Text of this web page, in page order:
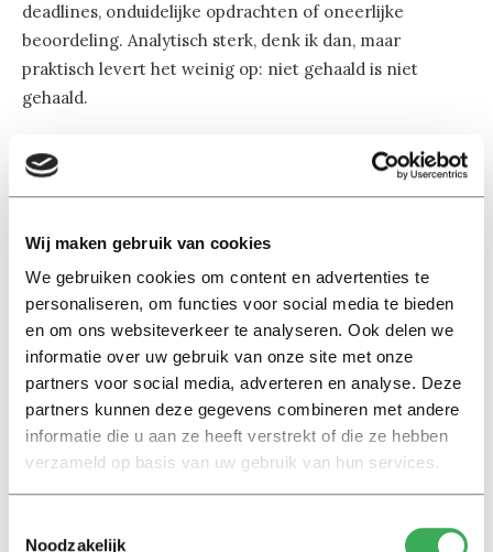
Wij maken gebruik van cookies
We gebruiken cookies om content en advertenties te
personaliseren, om functies voor social media te bieden
en om ons websiteverkeer te analyseren. Ook delen we
informatie over uw gebruik van onze site met onze
partners voor social media, adverteren en analyse. Deze
partners kunnen deze gegevens combineren met andere
informatie die u aan ze heeft verstrekt of die ze hebben
verzameld op basis van uw gebruik van hun services.
Noodzakelijk
deadlines, onduidelijke opdrachten of oneerlijke
beoordeling. Analytisch sterk, denk ik dan, maar
praktisch levert het weinig op: niet gehaald is niet
gehaald.
Misschien is dat wel de kern. Je kunt theoretisch nog zo
Ooit was ik toeschouwer bij een voetbalwedstrijd van
TSVV Merlijn. Na wat gewissel stonden er ineens twaalf
spelers op het veld. Tellen tot elf, een fatsoenlijke
opstelling maken: dat lukte de voetballende studenten
even niet. De tegenstander merkte het op, de
toeschouwers lagen dubbel van het lachen. Zo slim,
Studenten leren dat meestal vanzelf. Ze krijgen